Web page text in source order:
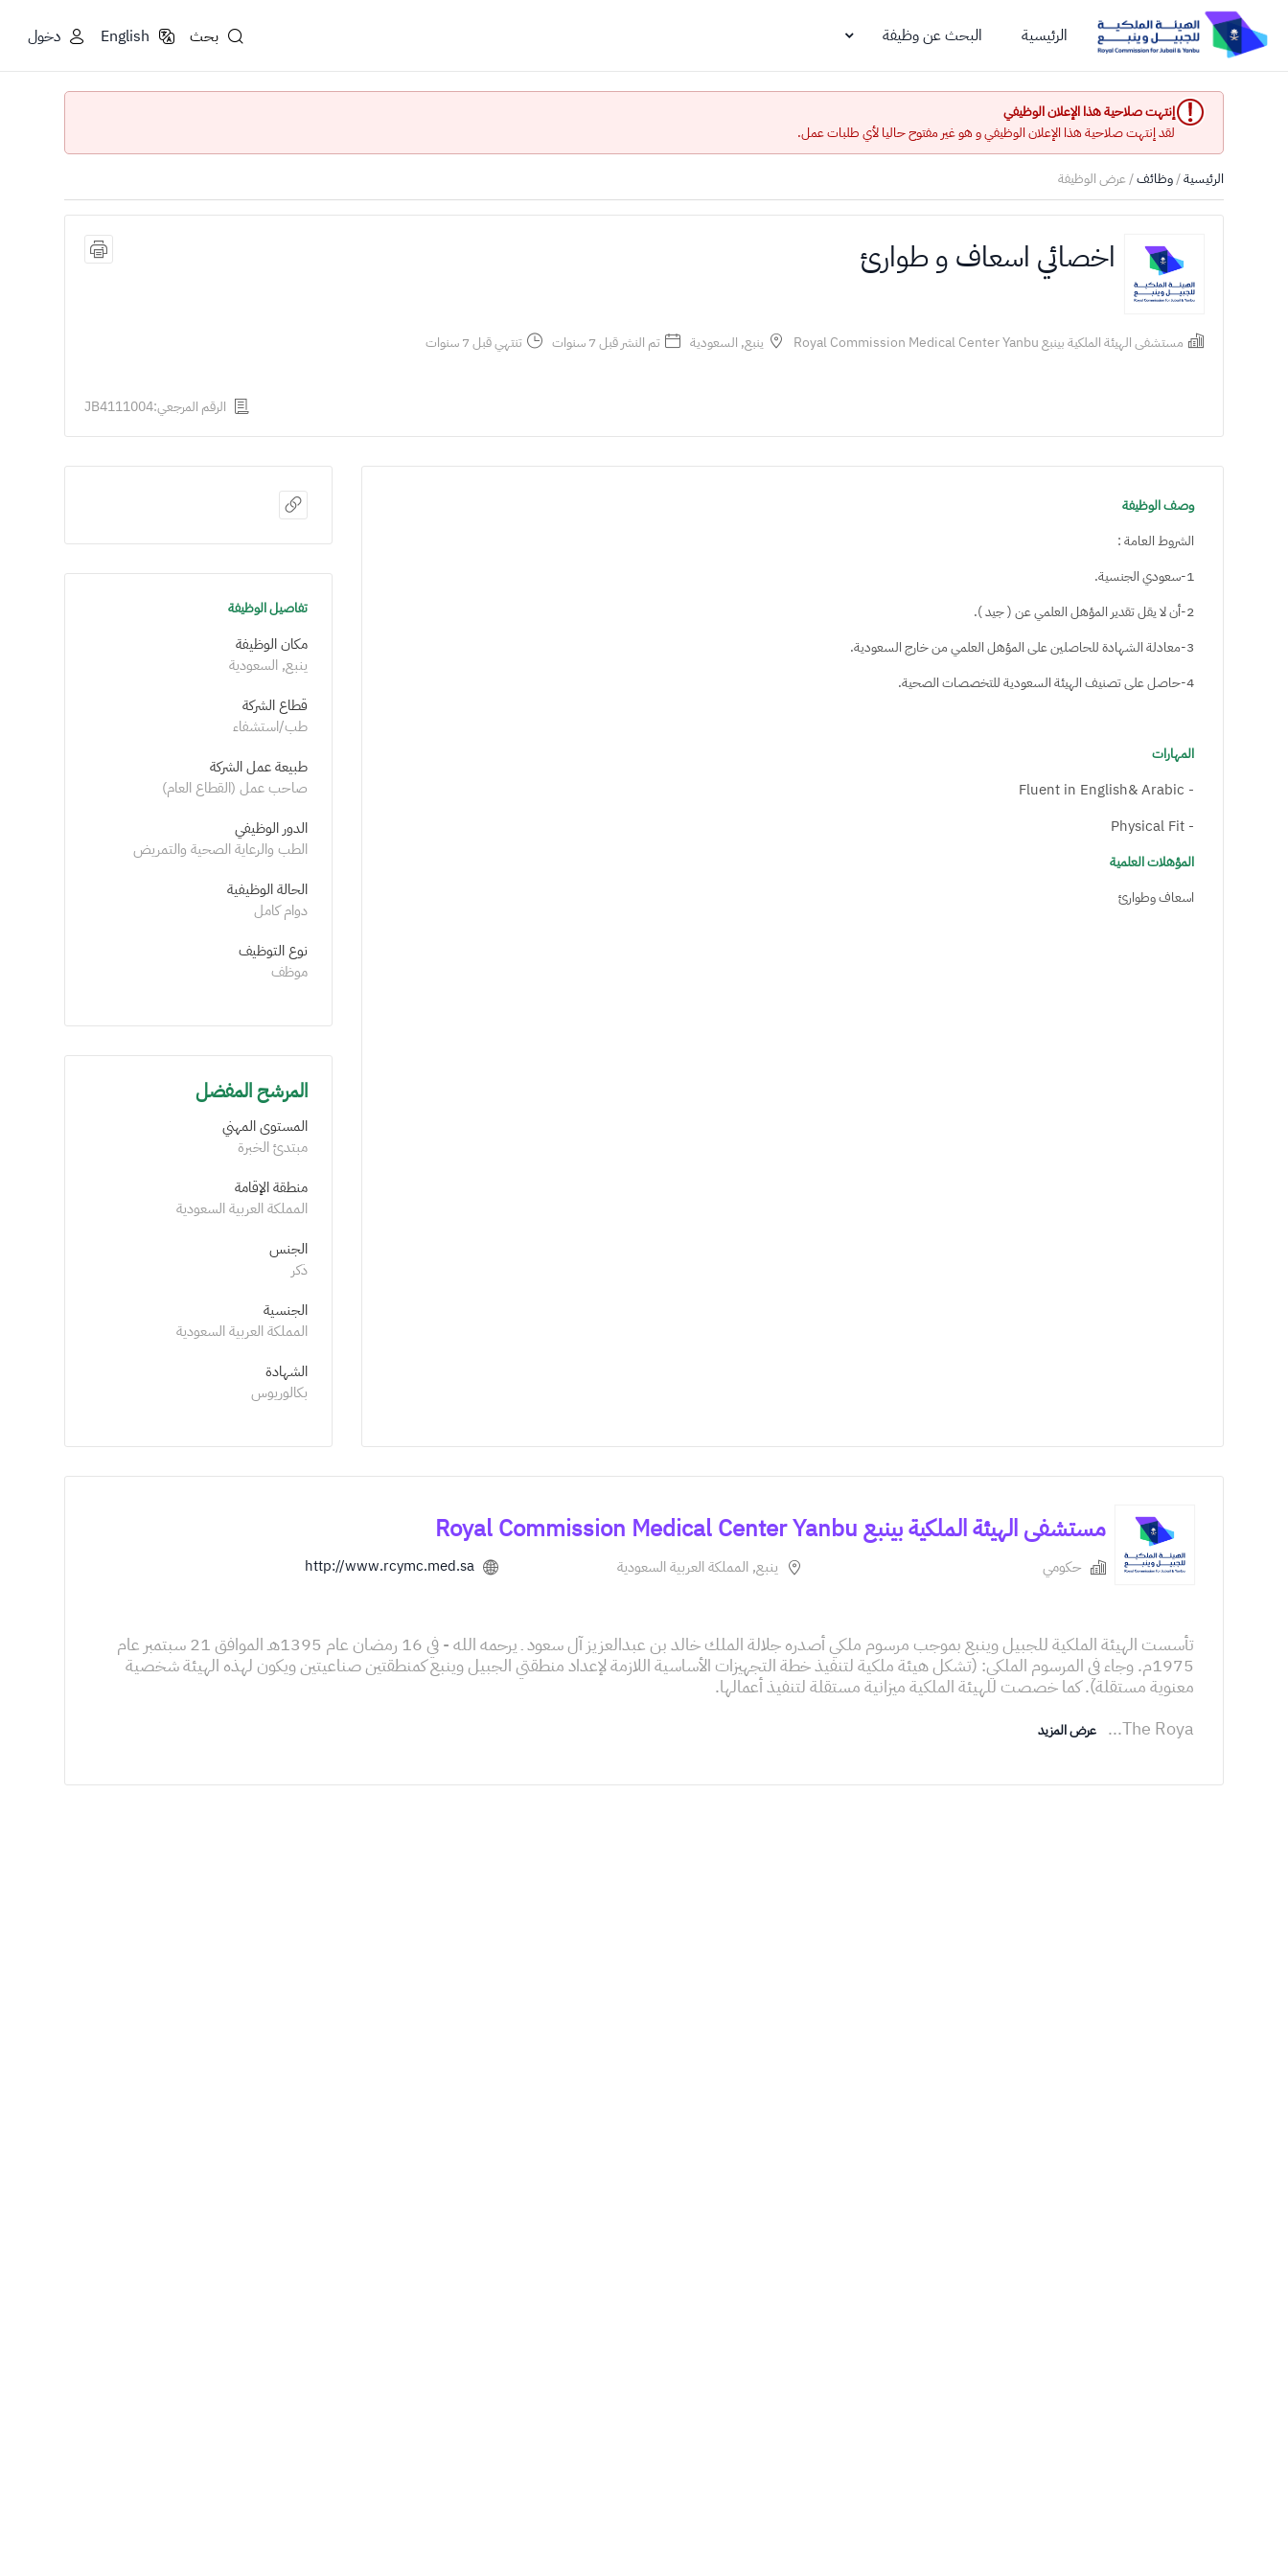
الرئيسية البحث عن وظيفة بحث English دخول
إنتهت صلاحية هذا الإعلان الوظيفي
لقد إنتهت صلاحية هذا الإعلان الوظيفي و هو غير مفتوح حاليا لأي طلبات عمل.
الرئيسية/وظائف/ عرض الوظيفة
اخصائي اسعاف و طوارئ
مستشفى الهيئة الملكية بينبع Royal Commission Medical Center Yanbu ينبع, السعودية تم النشر قبل 7 سنوات تنتهي قبل 7 سنوات
الرقم المرجعي:JB4111004
وصف الوظيفة
الشروط العامة :
1-سعودي الجنسية.
2-أن لا يقل تقدير المؤهل العلمي عن ( جيد ).
3-معادلة الشهادة للحاصلين على المؤهل العلمي من خارج السعودية.
4-حاصل على تصنيف الهيئة السعودية للتخصصات الصحية.
المهارات
- Fluent in English& Arabic
- Physical Fit
المؤهلات العلمية
اسعاف وطوارئ
تفاصيل الوظيفة
مكان الوظيفة
ينبع, السعودية
قطاع الشركة
طب/استشفاء
طبيعة عمل الشركة
صاحب عمل (القطاع العام)
الدور الوظيفي
الطب والرعاية الصحية والتمريض
الحالة الوظيفية
دوام كامل
نوع التوظيف
موظف
المرشح المفضل
المستوى المهني
مبتدئ الخبرة
منطقة الإقامة
المملكة العربية السعودية
الجنس
ذكر
الجنسية
المملكة العربية السعودية
الشهادة
بكالوريوس
مستشفى الهيئة الملكية بينبع Royal Commission Medical Center Yanbu
حكومي ينبع, المملكة العربية السعودية http://www.rcymc.med.sa
تأسست الهيئة الملكية للجبيل وينبع بموجب مرسوم ملكي أصدره جلالة الملك خالد بن عبدالعزيز آل سعود ـ يرحمه الله - في 16 رمضان عام 1395هـ الموافق 21 سبتمبر عام
1975م. وجاء في المرسوم الملكي: (تشكل هيئة ملكية لتنفيذ خطة التجهيزات الأساسية اللازمة لإعداد منطقتي الجبيل وينبع كمنطقتين صناعيتين ويكون لهذه الهيئة شخصية
The Roya
... عرض المزيد